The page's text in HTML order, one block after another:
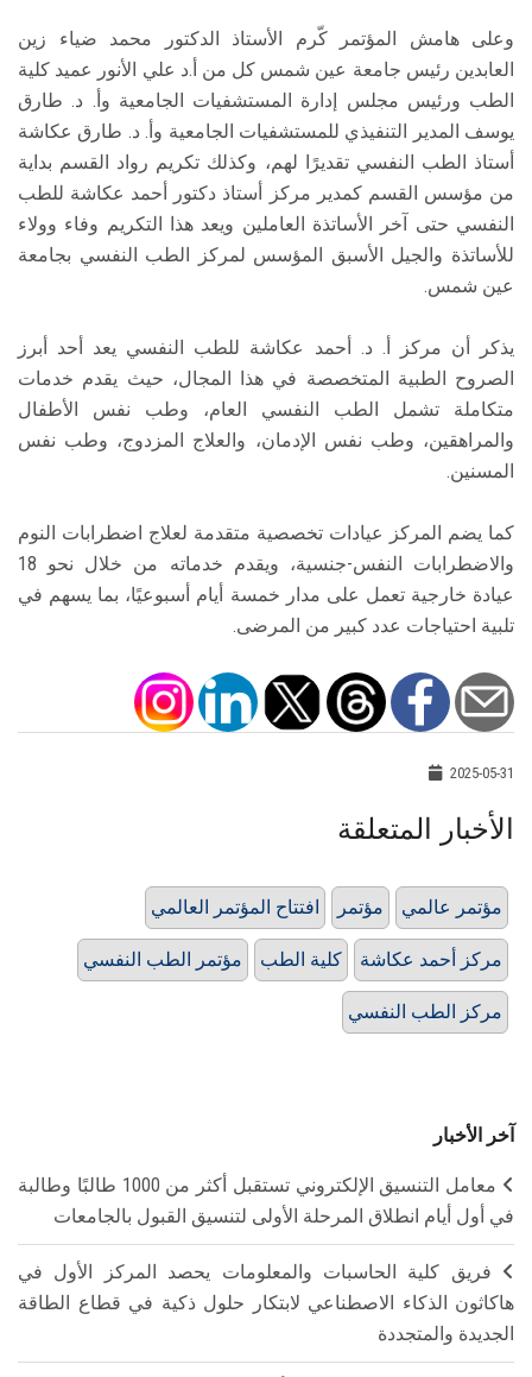
وعلى هامش المؤتمر كّرم الأستاذ الدكتور محمد ضياء زين
العابدين رئيس جامعة عين شمس كل من أ.د علي الأنور عميد كلية
الطب ورئيس مجلس إدارة المستشفيات الجامعية وأ. د. طارق
يوسف المدير التنفيذي للمستشفيات الجامعية وأ. د. طارق عكاشة
أستاذ الطب النفسي تقديرًا لهم، وكذلك تكريم رواد القسم بداية
من مؤسس القسم كمدير مركز أستاذ دكتور أحمد عكاشة للطب
النفسي حتى آخر الأساتذة العاملين ويعد هذا التكريم وفاء وولاء
للأساتذة والجيل الأسبق المؤسس لمركز الطب النفسي بجامعة
عين شمس.
يذكر أن مركز أ. د. أحمد عكاشة للطب النفسي يعد أحد أبرز
الصروح الطبية المتخصصة في هذا المجال، حيث يقدم خدمات
متكاملة تشمل الطب النفسي العام، وطب نفس الأطفال
والمراهقين، وطب نفس الإدمان، والعلاج المزدوج، وطب نفس
المسنين.
كما يضم المركز عيادات تخصصية متقدمة لعلاج اضطرابات النوم
والاضطرابات النفس-جنسية، ويقدم خدماته من خلال نحو 18
عيادة خارجية تعمل على مدار خمسة أيام أسبوعيًا، بما يسهم في
تلبية احتياجات عدد كبير من المرضى.
2025-05-31
الأخبار المتعلقة
افتتاح المؤتمر العالمي مؤتمر مؤتمر عالمي
مؤتمر الطب النفسي كلية الطب مركز أحمد عكاشة
مركز الطب النفسي
آخر الأخبار
معامل التنسيق الإلكتروني تستقبل أكثر من 1000 طالبًا وطالبة
في أول أيام انطلاق المرحلة الأولى لتنسيق القبول بالجامعات
فريق كلية الحاسبات والمعلومات يحصد المركز الأول في
هاكاثون الذكاء الاصطناعي لابتكار حلول ذكية في قطاع الطاقة
الجديدة والمتجددة